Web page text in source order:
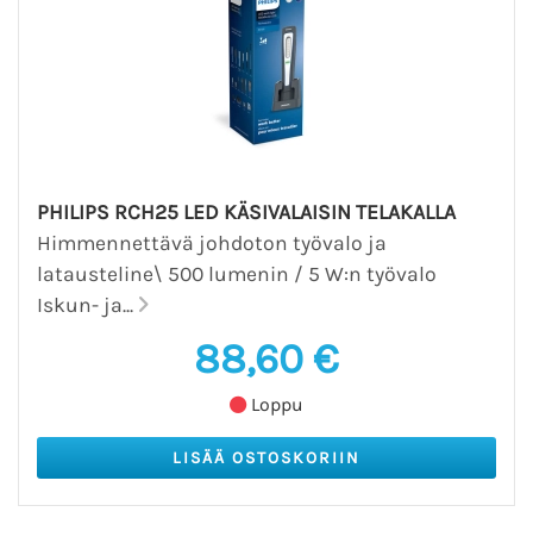
PHILIPS RCH25 LED KÄSIVALAISIN TELAKALLA
Himmennettävä johdoton työvalo ja
latausteline\ 500 lumenin / 5 W:n työvalo
Iskun- ja...
88,60 €
Loppu